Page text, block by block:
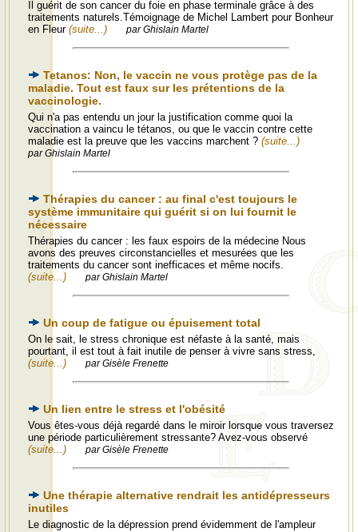
Il guérit de son cancer du foie en phase terminale grâce à des
traitements naturels.Témoignage de Michel Lambert pour Bonheur
en Fleur (suite...) par Ghislain Martel
Tetanos: Non, le vaccin ne vous protège pas de la
maladie. Tout est faux sur les prétentions de la
vaccinologie.
Qui n'a pas entendu un jour la justification comme quoi la
vaccination a vaincu le tétanos, ou que le vaccin contre cette
maladie est la preuve que les vaccins marchent ? (suite...)
par Ghislain Martel
Thérapies du cancer : au final c'est toujours le
système immunitaire qui guérit si on lui fournit le
nécessaire
Thérapies du cancer : les faux espoirs de la médecine Nous
avons des preuves circonstancielles et mesurées que les
traitements du cancer sont inefficaces et même nocifs.
(suite...)
par Ghislain Martel
Un coup de fatigue ou épuisement total
On le sait, le stress chronique est néfaste à la santé, mais
pourtant, il est tout à fait inutile de penser à vivre sans stress,
(suite...)
par Gisèle Frenette
Un lien entre le stress et l'obésité
Vous êtes-vous déjà regardé dans le miroir lorsque vous traversez
une période particulièrement stressante? Avez-vous observé
(suite...)
par Gisèle Frenette
Une thérapie alternative rendrait les antidépresseurs
inutiles
Le diagnostic de la dépression prend évidemment de l'ampleur